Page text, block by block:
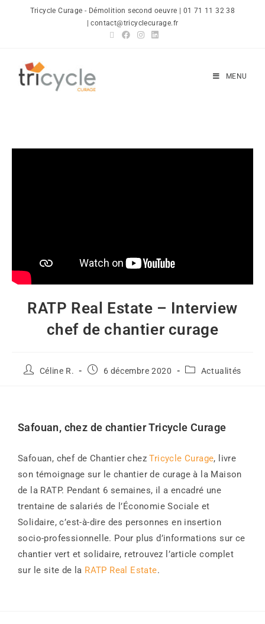
Tricycle Curage - Démolition second oeuvre | 01 71 11 32 38
| contact@tricyclecurage.fr
MENU
RATP Real Estate – Interview
chef de chantier curage
Céline R. 6 décembre 2020 Actualités
Safouan, chez de chantier Tricycle Curage
Safouan, chef de Chantier chezTricycle Curage, livre
son témoignage sur le chantier de curage à la Maison
de la RATP. Pendant 6 semaines, il a encadré une
trentaine de salariés de l’Économie Sociale et
Solidaire, c’est-à-dire des personnes en insertion
socio-professionnelle. Pour plus d’informations sur ce
chantier vert et solidaire, retrouvez l’article complet
sur le site de la RATP Real Estate.